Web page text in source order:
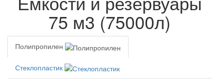
75 м3 (75000л)
Полипропилен
Стеклопластик